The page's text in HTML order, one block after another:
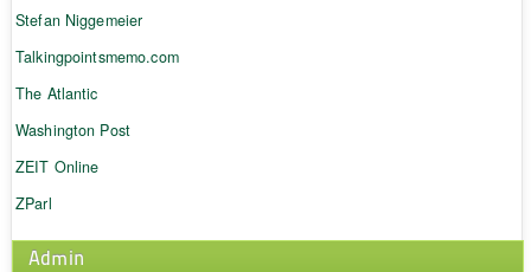
Stefan Niggemeier
Talkingpointsmemo.com
The Atlantic
Washington Post
ZEIT Online
ZParl
Admin